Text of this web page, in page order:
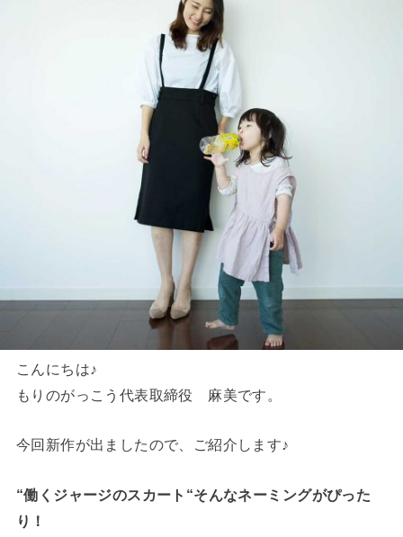
こんにちは♪
もりのがっこう代表取締役 麻美です。
今回新作が出ましたので、ご紹介します♪
“働くジャージのスカート“そんなネーミングがぴった
り！